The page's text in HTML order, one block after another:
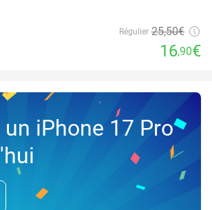
Régulier 25,50€
16,90€
un iPhone 17 Pro